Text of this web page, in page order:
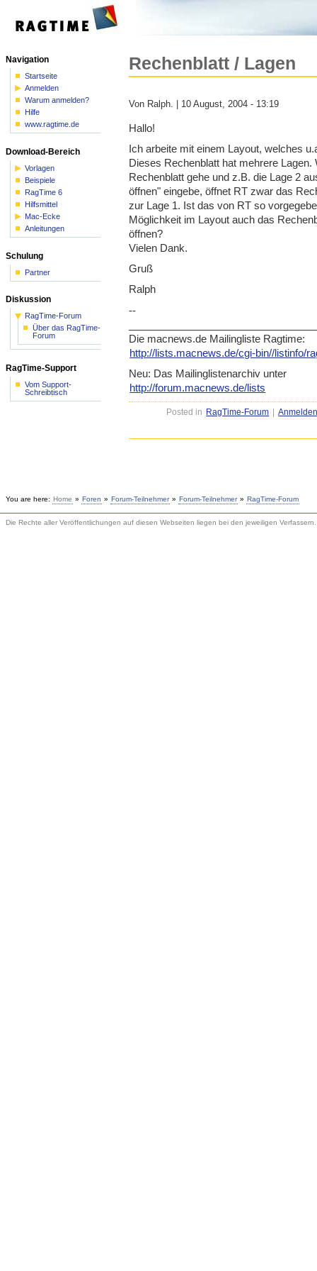
Rechenblatt / Lagen
Von Ralph. | 10 August, 2004 - 13:19
Hallo!
Ich arbeite mit einem Layout, welches
Dieses Rechenblatt hat mehrere
Rechenblatt gehe und z.B. die Lage 2
öffnen" eingebe, öffnet RT zwar das
zur Lage 1. Ist das von RT so
Möglichkeit im Layout auch das
öffnen?
Vielen Dank.
Gruß
Ralph
--
Die macnews.de Mailingliste Ragtime:
http://lists.macnews.de/cgi-bin//listinfo/
Neu: Das Mailinglistenarchiv unter
http://forum.macnews.de/lists
Posted in RagTime-Forum
Navigation
Startseite
Anmelden
Warum anmelden?
Hilfe
www.ragtime.de
Download-Bereich
Vorlagen
Beispiele
RagTime 6
Hilfsmittel
Mac-Ecke
Anleitungen
Schulung
Partner
Diskussion
RagTime-Forum
Über das RagTime-
Forum
RagTime-Support
Vom Support-
Schreibtisch
You are here: Home » Foren » Forum-Teilnehmer » Forum-Teilnehmer » RagTime-Forum
Die Rechte aller Veröffentlichungen auf diesen Webseiten liegen bei den jeweiligen